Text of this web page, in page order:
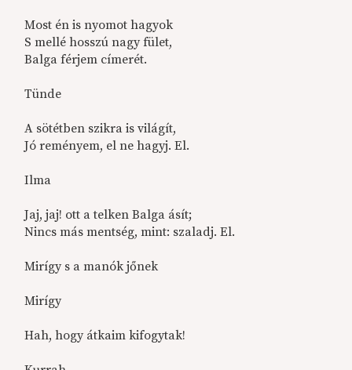
Most én is nyomot hagyok
S mellé hosszú nagy fület,
Balga férjem címerét.
Tünde
A sötétben szikra is világít,
Jó reményem, el ne hagyj. El.
Ilma
Jaj, jaj! ott a telken Balga ásít;
Nincs más mentség, mint: szaladj. El.
Mirígy s a manók jőnek
Mirígy
Hah, hogy átkaim kifogytak!